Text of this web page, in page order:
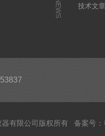
NEWS
技术文
器有限公司版权所有 备案号